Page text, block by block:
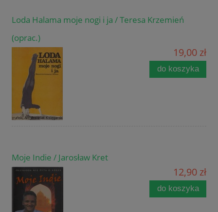
Loda Halama moje nogi i ja / Teresa Krzemień
(oprac.)
19,00 zł
do koszyka
Moje Indie / Jarosław Kret
12,90 zł
do koszyka